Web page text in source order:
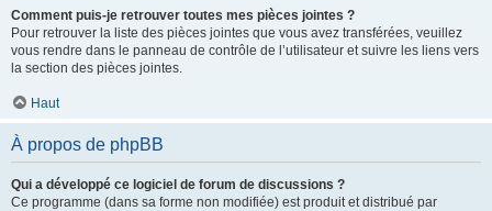
Comment puis-je retrouver toutes mes pièces jointes ?
Pour retrouver la liste des pièces jointes que vous avez transférées, veuillez
vous rendre dans le panneau de contrôle de l’utilisateur et suivre les liens vers
la section des pièces jointes.
Haut
À propos de phpBB
Qui a développé ce logiciel de forum de discussions ?
Ce programme (dans sa forme non modifiée) est produit et distribué par